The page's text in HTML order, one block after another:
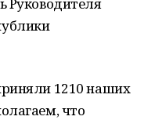
1210 наших
что